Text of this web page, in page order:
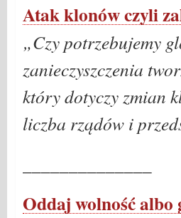
Atak klonów czyli
„Czy potrzebujemy
zanieczyszczenia
który dotyczy zmian
liczba rządów i
Oddaj wolność